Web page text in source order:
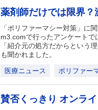
薬剤師だけでは限界
「ポリファーマシー対策」に
m3.comで行ったアンケートで
「紹介元の処方だからという
も聞かれました。
医療ニュース ポリファー
賛否くっきり オンラ